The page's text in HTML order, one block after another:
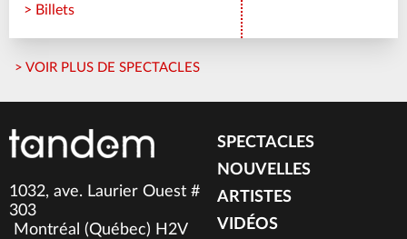
> Billets
> VOIR PLUS DE SPECTACLES
1032, ave. Laurier Ouest #
303
Montréal (Québec) H2V
SPECTACLES
NOUVELLES
ARTISTES
VIDÉOS